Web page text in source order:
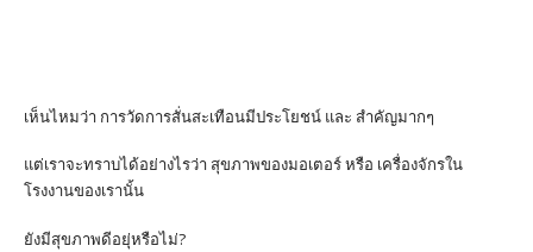
เห็นไหมว่า การวัดการสั่นสะเทือนมีประโยชน์ และ สำคัญมากๆ
แต่เราจะทราบได้อย่างไรว่า สุขภาพของมอเตอร์ หรือ เครื่องจักรใน
โรงงานของเรานั้น
ยังมีสุขภาพดีอยุ่หรือไม่?